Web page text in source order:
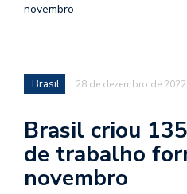
novembro
Brasil 28 de dezembro de 2022
Brasil criou
de trabalho
novembro